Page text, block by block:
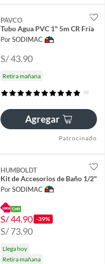
PAVCO
Tubo Agua PVC 1" 5m CR Fría
Por SODIMAC
S/ 43.90
Retira mañana
(6)
Agregar
Patrocinado
HUMBOLDT
Kit de Accesorios de Baño 1/2"
Por SODIMAC
S/ 44.90 -39%
S/ 73.90
Llega hoy
Retira mañana